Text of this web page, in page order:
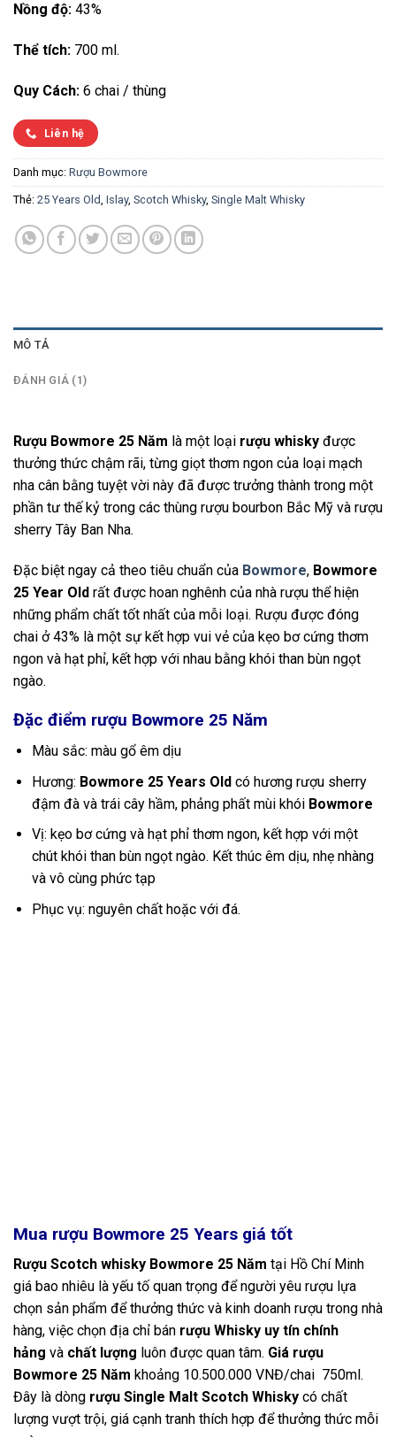
Nồng độ: 43%
Thể tích: 700 ml.
Quy Cách: 6 chai / thùng
Liên hệ
Danh mục: Rượu Bowmore
Thẻ: 25 Years Old Islay, Scotch Whisky, Single Malt Whisky
MÔ TẢ
ĐÁNH GIÁ (1)
Rượu Bowmore 25 Năm là một loại rượu whisky được
thưởng thức chậm rãi, từng giọt thơm ngon của loại mạch
nha cân bằng tuyệt vời này đã được trưởng thành trong một
phần tư thế kỷ trong các thùng rượu bourbon Bắc Mỹ và rượu
sherry Tây Ban Nha.
Đặc biệt ngay cả theo tiêu chuẩn của Bowmore, Bowmore
25 Year Old rất được hoan nghênh của nhà rượu thể hiện
những phẩm chất tốt nhất của mỗi loại. Rượu được đóng
chai ở 43% là một sự kết hợp vui vẻ của kẹo bơ cứng thơm
ngon và hạt phỉ, kết hợp với nhau bằng khói than bùn ngọt
ngào.
Đặc điểm rượu Bowmore 25 Năm
Màu sắc: màu gổ êm dịu
Hương: Bowmore 25 Years Old có hương rượu sherry
đậm đà và trái cây hầm, phảng phất mùi khói Bowmore
Vị: kẹo bơ cứng và hạt phỉ thơm ngon, kết hợp với một
chút khói than bùn ngọt ngào. Kết thúc êm dịu, nhẹ nhàng
và vô cùng phức tạp
Phục vụ: nguyên chất hoặc với đá.
Mua rượu Bowmore 25 Years giá tốt
Rượu Scotch whisky Bowmore 25 Năm tại Hồ Chí Minh
giá bao nhiêu là yếu tố quan trọng để người yêu rượu lựa
chọn sản phẩm để thưởng thức và kinh doanh rượu trong nhà
hàng, việc chọn địa chỉ bán rượu Whisky uy tín chính
hảng và chất lượng luôn được quan tâm. Giá rượu
Bowmore 25 Năm khoảng 10.500.000 VNĐ/chai 750ml.
Đây là dòng rượu Single Malt Scotch Whisky có chất
lượng vượt trội, giá cạnh tranh thích hợp để thưởng thức mỗi